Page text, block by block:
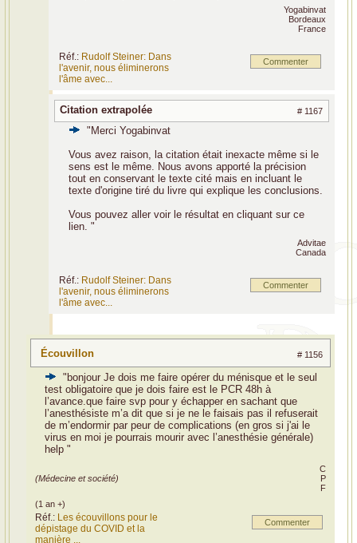
Yogabinvat
Bordeaux
France
Réf.: Rudolf Steiner: Dans
l'avenir, nous éliminerons
l'âme avec...
Commenter
Citation extrapolée # 1167
"Merci Yogabinvat
Vous avez raison, la citation était inexacte même si le
sens est le même. Nous avons apporté la précision
tout en conservant le texte cité mais en incluant le
texte d'origine tiré du livre qui explique les conclusions.
Vous pouvez aller voir le résultat en cliquant sur ce
lien. "
Advitae
Canada
Réf.: Rudolf Steiner: Dans
l'avenir, nous éliminerons
l'âme avec...
Commenter
Écouvillon # 1156
"bonjour Je dois me faire opérer du ménisque et le seul
test obligatoire que je dois faire est le PCR 48h à
l’avance.que faire svp pour y échapper en sachant que
l’anesthésiste m’a dit que si je ne le faisais pas il refuserait
de m’endormir par peur de complications (en gros si j'ai le
virus en moi je pourrais mourir avec l’anesthésie générale)
help "
(Médecine et société)
C
P
F
(1 an +)
Réf.: Les écouvillons pour le
dépistage du COVID et la
manière ...
Commenter